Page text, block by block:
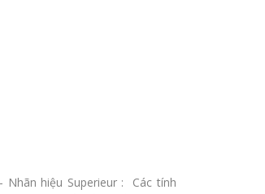
Nhãn hiệu Superieur : Các tính